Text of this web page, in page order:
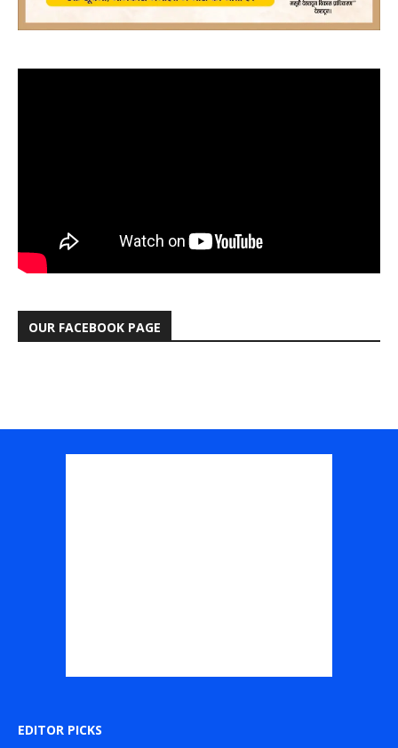
OUR FACEBOOK PAGE
EDITOR PICKS